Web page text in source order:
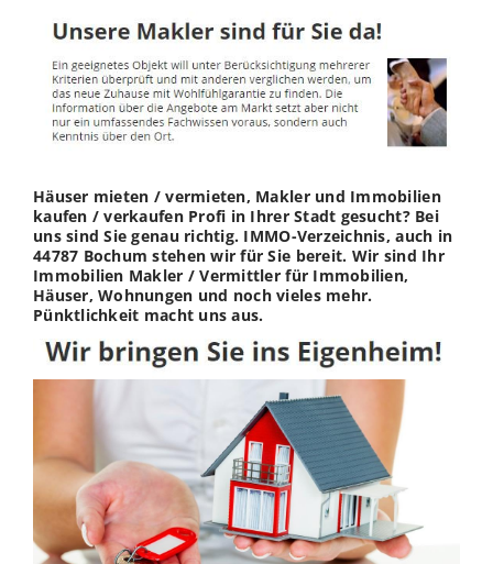
Häuser mieten / vermieten, Makler und Immobilien
kaufen / verkaufen Profi in Ihrer Stadt gesucht? Bei
uns sind Sie genau richtig. IMMO-Verzeichnis, auch in
44787 Bochum stehen wir für Sie bereit. Wir sind Ihr
Immobilien Makler / Vermittler für Immobilien,
Häuser, Wohnungen und noch vieles mehr.
Pünktlichkeit macht uns aus.